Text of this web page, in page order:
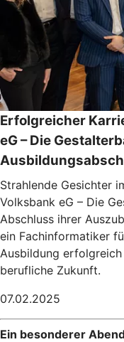
Erfolgreicher
eG – Die
Strahlende Gesichter
Volksbank eG – Die
Abschluss ihrer
ein Fachinformatiker
Ausbildung
berufliche Zukunft.
07.02.2025
Ein besonderer